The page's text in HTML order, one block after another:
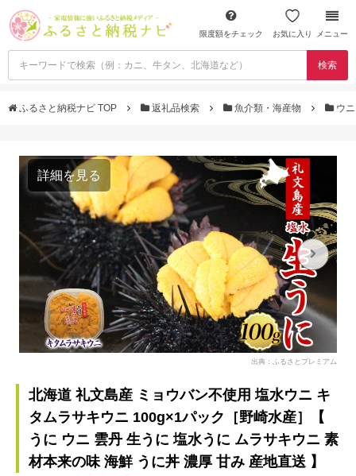
限度額をチェック お気に入り メニュー
検索
ふるさと納税ナビ TOP 返礼品検索 魚介類・海産物 ウ
詳細を見る
出典：ふるさとプレミアム
北海道 礼文島産 ミョウバン不使用 塩水ウニ キ
タムラサキウニ 100g×1パック［野崎水産］【
うに ウニ 雲丹 生うに 塩水うに ムラサキウニ 素
材本来の味 海鮮 うに丼 濃厚 甘み 産地直送 】